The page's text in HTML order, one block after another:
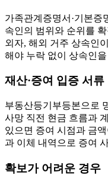
가족관계증명서·기본증
속인의 범위와 순위를
외자, 해외 거주 상속인
해야 누락 없이 상속인
재산·증여 입증 서류
부동산등기부등본으로
사망 직전 현금 흐름과
있으면 증여 시점과 금
과 이체 내역으로 증여
확보가 어려운 경우